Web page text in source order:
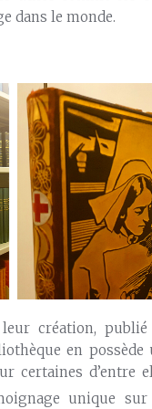
dans le monde.
leur création,
en
certaines d’entre
unique